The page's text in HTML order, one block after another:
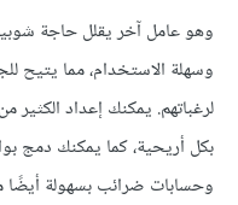
وهو عامل آخر يقلل حاجة
وسهلة الاستخدام، مما يتيح
لرغباتهم. يمكنك إعداد الكثير
بكل أريحية، كما يمكنك دمج
وحسابات ضرائب بسهولة